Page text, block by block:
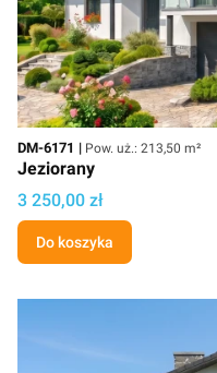
Kod
DM-6171 Powierzchnia użytkowa
Pow. uż.: 213,50 m²
Jeziorany
Cena
3 250,00 zł
Do koszyka